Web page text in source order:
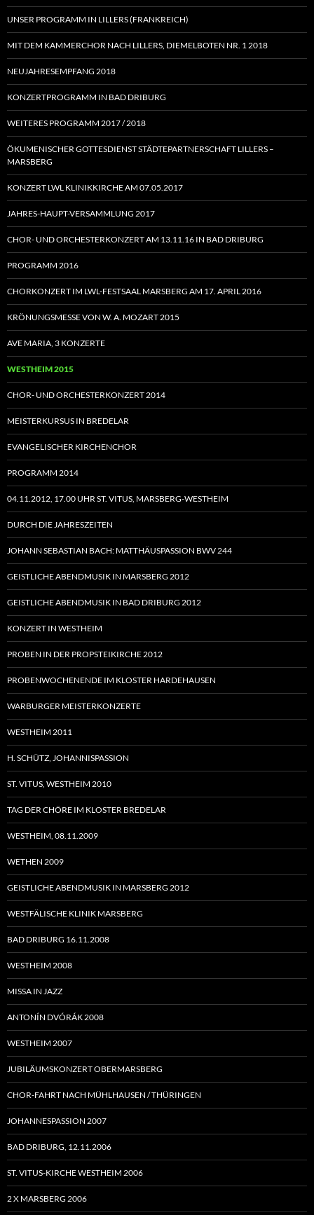
UNSER PROGRAMM IN LILLERS (FRANKREICH)
MIT DEM KAMMERCHOR NACH LILLERS, DIEMELBOTEN NR. 1 2018
NEUJAHRESEMPFANG 2018
KONZERTPROGRAMM IN BAD DRIBURG
WEITERES PROGRAMM 2017 / 2018
ÖKUMENISCHER GOTTESDIENST STÄDTEPARTNERSCHAFT LILLERS –
MARSBERG
KONZERT LWL KLINIKKIRCHE AM 07.05.2017
JAHRES-HAUPT-VERSAMMLUNG 2017
CHOR- UND ORCHESTERKONZERT AM 13.11.16 IN BAD DRIBURG
PROGRAMM 2016
CHORKONZERT IM LWL-FESTSAAL MARSBERG AM 17. APRIL 2016
KRÖNUNGSMESSE VON W. A. MOZART 2015
AVE MARIA, 3 KONZERTE
WESTHEIM 2015
CHOR- UND ORCHESTERKONZERT 2014
MEISTERKURSUS IN BREDELAR
EVANGELISCHER KIRCHENCHOR
PROGRAMM 2014
04.11.2012, 17.00 UHR ST. VITUS, MARSBERG-WESTHEIM
DURCH DIE JAHRESZEITEN
JOHANN SEBASTIAN BACH: MATTHÄUSPASSION BWV 244
GEISTLICHE ABENDMUSIK IN MARSBERG 2012
GEISTLICHE ABENDMUSIK IN BAD DRIBURG 2012
KONZERT IN WESTHEIM
PROBEN IN DER PROPSTEIKIRCHE 2012
PROBENWOCHENENDE IM KLOSTER HARDEHAUSEN
WARBURGER MEISTERKONZERTE
WESTHEIM 2011
H. SCHÜTZ, JOHANNISPASSION
ST. VITUS, WESTHEIM 2010
TAG DER CHÖRE IM KLOSTER BREDELAR
WESTHEIM, 08.11.2009
WETHEN 2009
GEISTLICHE ABENDMUSIK IN MARSBERG 2012
WESTFÄLISCHE KLINIK MARSBERG
BAD DRIBURG 16.11.2008
WESTHEIM 2008
MISSA IN JAZZ
ANTONÍN DVÓRÁK 2008
WESTHEIM 2007
JUBILÄUMSKONZERT OBERMARSBERG
CHOR-FAHRT NACH MÜHLHAUSEN / THÜRINGEN
JOHANNESPASSION 2007
BAD DRIBURG, 12.11.2006
ST. VITUS-KIRCHE WESTHEIM 2006
2 X MARSBERG 2006